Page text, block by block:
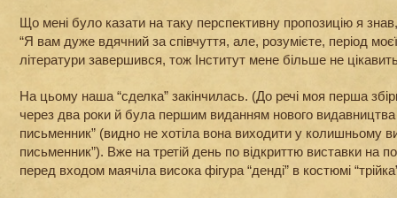
Що мені було казати на таку перспективну пропозицію я знав,
“Я вам дуже вдячний за співчуття, але, розумієте, період моєї
літератури завершився, тож Інститут мене більше не
На цьому наша “сделка” закінчилась. (До речі моя перша
через два роки й була першим виданням нового видавництва
письменник” (видно не хотіла вона виходити у колишньому
письменник”). Вже на третій день по відкриттю виставки на
перед входом маячіла висока фігура “денді” в костюмі